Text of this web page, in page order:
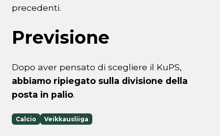
precedenti.
Previsione
Dopo aver pensato di scegliere il KuPS,
abbiamo ripiegato sulla divisione della
posta in palio.
Calcio Veikkausliiga